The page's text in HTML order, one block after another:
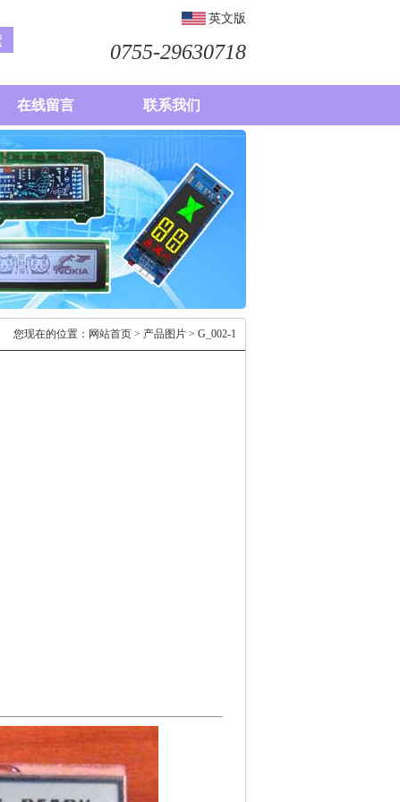
英文版
0755-29630718
在线留言 联系我们
您现在的位置： 网站首页 > 产品图片 > G_002-1